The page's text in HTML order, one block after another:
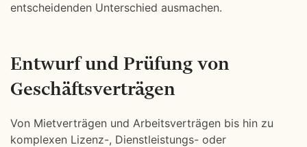
entscheidenden Unterschied ausmachen.
Entwurf und Prüfung von
Geschäftsverträgen
Von Mietverträgen und Arbeitsverträgen bis hin zu
komplexen Lizenz-, Dienstleistungs- oder